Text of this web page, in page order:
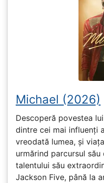
Michael (2026)
Descoperă povestea
dintre cei mai influenți
vreodată lumea, și
urmărind parcursul
talentului său
Jackson Five, până la